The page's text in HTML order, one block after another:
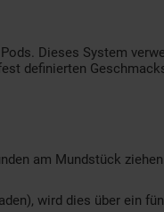
Dieses System
definierten
am Mundstück
wird dies über ein